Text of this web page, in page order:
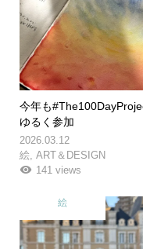
今年も
ゆるく参加
2026.03.12
絵, ART＆DESIGN
141 views
絵